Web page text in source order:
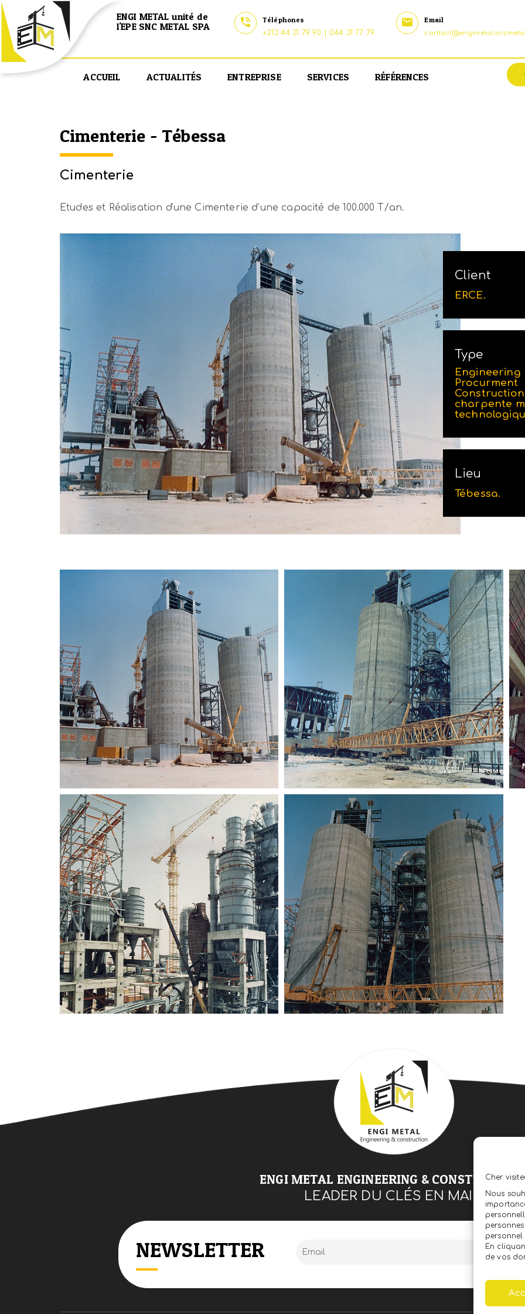
Cher
Nous
En
de vos
ENGI METAL unité de
l'EPE SNC METAL SPA
Téléphones
+213 44 31 79 90 | 044 31 77 79
Email
ACCUEIL ACTUALITÉS ENTREPRISE SERVICES RÉFÉRENCES
Cimenterie - Tébessa
Cimenterie
Etudes et Réalisation d'une Cimenterie d’une capacité de 100.000 T/an.
Client
ERCE.
Type
Engineering
Procurment
charpente
Lieu
Tébessa.
ENGI METAL ENGINEERING &
LEADER DU CLÉS EN MAIN
NEWSLETTER